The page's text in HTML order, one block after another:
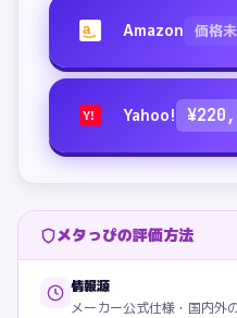
a Amazon 価格
Y! Yahoo! ¥
メタっぴの評価方法
情報源
メーカー公式仕様・国内外